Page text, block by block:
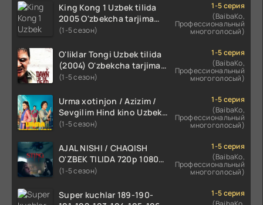
King Kong 1 Uzbek tilida
2005 O'zbekcha tarjima
kino HD skachat
(1-5 сезон)
1-5 серия
(BaibaKo,
Профессиональный
многоголосый)
O'liklar Tongi Uzbek tilida
(2004) O'zbekcha tarjima
kino HD skachat
(1-5 сезон)
1-5 серия
(BaibaKo,
Профессиональный
многоголосый)
Urma xotinjon / Azizim /
Sevgilim Hind kino Uzbek
tilida 2022 O'zbekcha
(1-5 сезон)
1-5 серия
(BaibaKo,
Профессиональный
многоголосый)
AJAL NISHI / CHAQISH
O'ZBEK TILIDA 720p 1080p
Full HD (2024) Tarjima
(1-5 сезон)
1-5 серия
(BaibaKo,
Профессиональный
многоголосый)
Super kuchlar 189-190-
1-5 серия